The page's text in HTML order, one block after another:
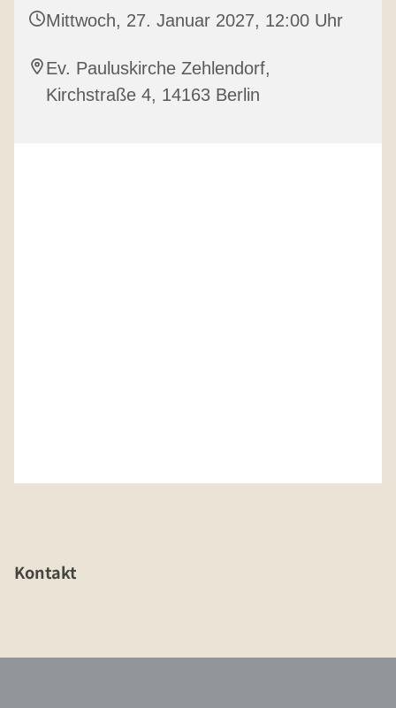
Mittwoch, 27. Januar 2027, 12:00 Uhr
Ev. Pauluskirche Zehlendorf,
Kirchstraße 4, 14163 Berlin
Kontakt